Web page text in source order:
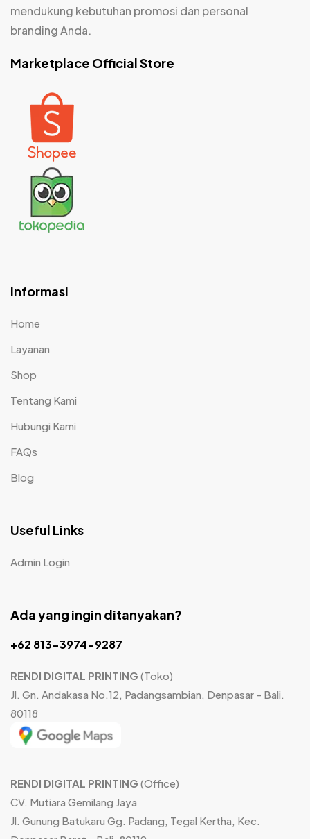
mendukung kebutuhan promosi dan personal
branding Anda.
Marketplace Official Store
Informasi
Home
Layanan
Shop
Tentang Kami
Hubungi Kami
FAQs
Blog
Useful Links
Admin Login
Ada yang ingin ditanyakan?
+62 813-3974-9287
RENDI DIGITAL PRINTING (Toko)
Jl. Gn. Andakasa No.12, Padangsambian, Denpasar - Bali.
80118
RENDI DIGITAL PRINTING (Office)
CV. Mutiara Gemilang Jaya
Jl. Gunung Batukaru Gg. Padang, Tegal Kertha, Kec.